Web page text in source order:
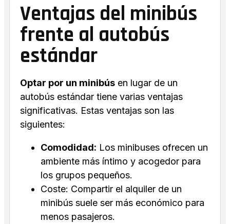
Ventajas del minibús
frente al autobús
estándar
Optar por un minibús en lugar de un
autobús estándar tiene varias ventajas
significativas. Estas ventajas son las
siguientes:
Comodidad: Los minibuses ofrecen un
ambiente más íntimo y acogedor para
los grupos pequeños.
Coste: Compartir el alquiler de un
minibús suele ser más económico para
menos pasajeros.